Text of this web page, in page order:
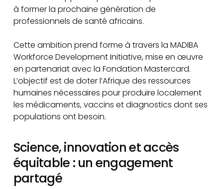
à former la prochaine génération de
professionnels de santé africains.
Cette ambition prend forme à travers la MADIBA
Workforce Development Initiative, mise en œuvre
en partenariat avec la Fondation Mastercard.
L’objectif est de doter l’Afrique des ressources
humaines nécessaires pour produire localement
les médicaments, vaccins et diagnostics dont ses
populations ont besoin.
Science, innovation et accès
équitable : un engagement
partagé